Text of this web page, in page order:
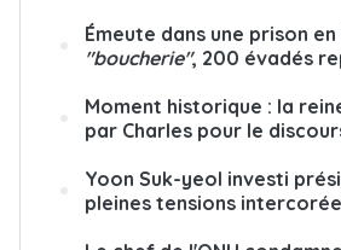
Émeute dans une prison
"boucherie", 200 évadés
Moment historique : la
par Charles pour le
Yoon Suk-yeol investi
pleines tensions